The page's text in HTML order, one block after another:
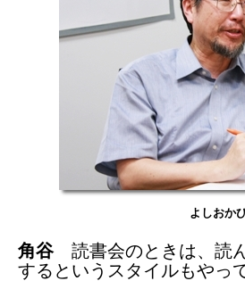
よしおか
角谷読書会のときは、読
するというスタイルもやっ